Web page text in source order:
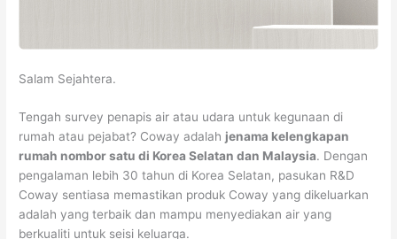
Salam Sejahtera.
Tengah survey penapis air atau udara untuk kegunaan di
rumah atau pejabat? Coway adalah jenama kelengkapan
rumah nombor satu di Korea Selatan dan Malaysia. Dengan
pengalaman lebih 30 tahun di Korea Selatan, pasukan R&D
Coway sentiasa memastikan produk Coway yang dikeluarkan
adalah yang terbaik dan mampu menyediakan air yang
berkualiti untuk seisi keluarga.